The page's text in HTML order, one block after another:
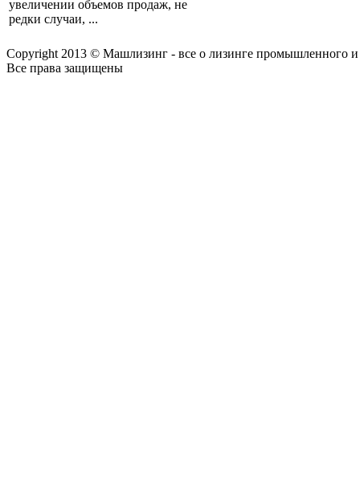
увеличении объемов продаж, не
редки случаи, ...
Copyright 2013 © Машлизинг - все о лизинге промышленного и
Все права защищены